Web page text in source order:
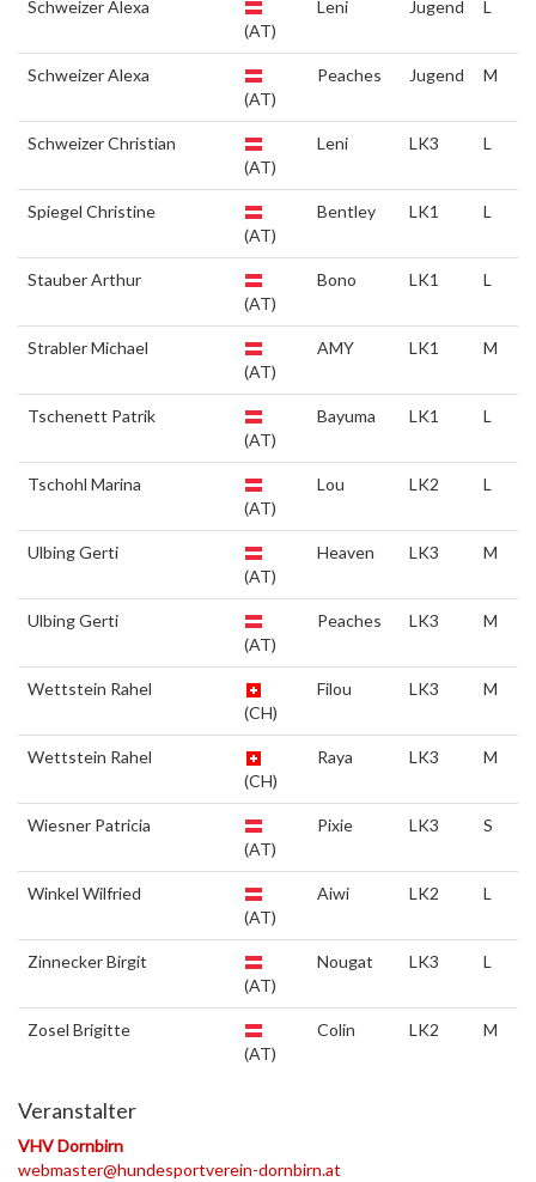
Schweizer Alexa
(AT)
Leni Jugend L
Schweizer Alexa
(AT)
Peaches Jugend M
Schweizer Christian
(AT)
Leni LK3 L
Spiegel Christine
(AT)
Bentley LK1 L
Stauber Arthur
(AT)
Bono LK1 L
Strabler Michael
(AT)
AMY LK1 M
Tschenett Patrik
(AT)
Bayuma LK1 L
Tschohl Marina
(AT)
Lou LK2 L
Ulbing Gerti
(AT)
Heaven LK3 M
Ulbing Gerti
(AT)
Peaches LK3 M
Wettstein Rahel
(CH)
Filou LK3 M
Wettstein Rahel
(CH)
Raya LK3 M
Wiesner Patricia
(AT)
Pixie LK3 S
Winkel Wilfried
(AT)
Aiwi LK2 L
Zinnecker Birgit
(AT)
Nougat LK3 L
Zosel Brigitte
(AT)
Colin LK2 M
Veranstalter
VHV Dornbirn
webmaster@hundesportverein-dornbirn.at